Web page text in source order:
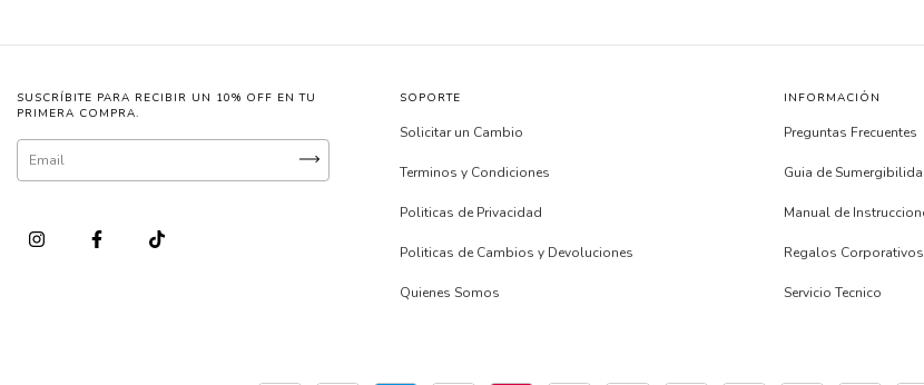
SUSCRÍBITE PARA RECIBIR UN 10% OFF EN TU
PRIMERA COMPRA.
SOPORTE
Solicitar un Cambio
Terminos y Condiciones
Politicas de Privacidad
Politicas de Cambios y Devoluciones
Quienes Somos
INFORMACIÓN
Preguntas Frecuentes
Guia de
Manual de
Regalos Corporativos
Servicio Tecnico